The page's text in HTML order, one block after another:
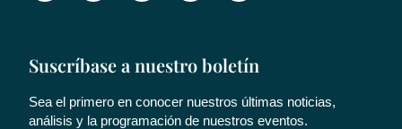
Suscríbase a nuestro boletín
Sea el primero en conocer nuestros últimas noticias,
análisis y la programación de nuestros eventos.